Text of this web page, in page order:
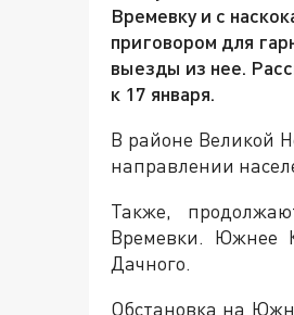
Времевку и с
приговором для
выезды из нее.
к 17 января.
В районе Великой
направлении
Также,
Времевки. Южнее
Дачного.
Обстановка на